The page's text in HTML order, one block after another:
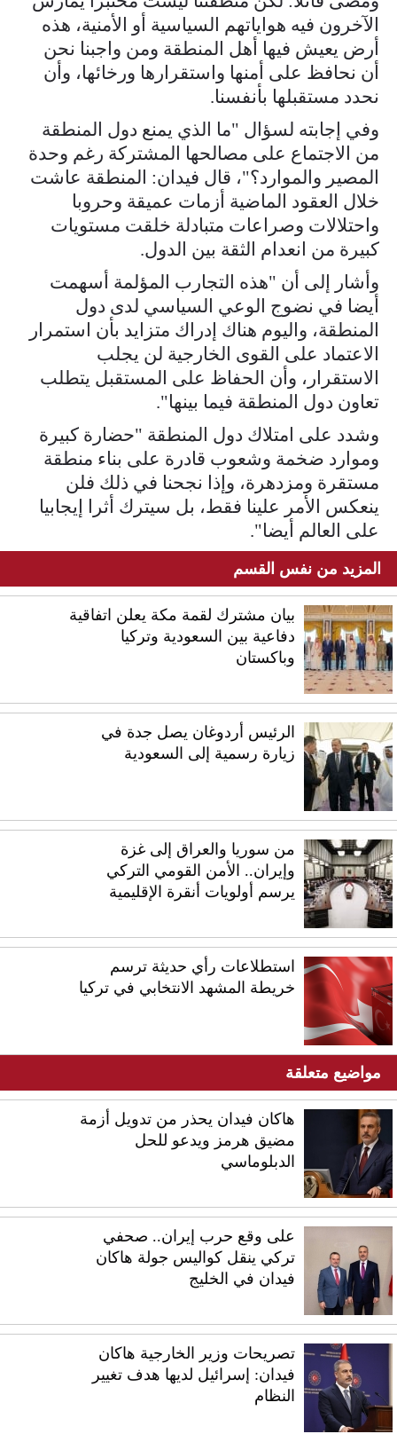
الآخرون فيه هواياتهم السياسية أو الأمنية، هذه
أرض يعيش فيها أهل المنطقة ومن واجبنا نحن
أن نحافظ على أمنها واستقرارها ورخائها، وأن
نحدد مستقبلها بأنفسنا.
وفي إجابته لسؤال "ما الذي يمنع دول المنطقة
من الاجتماع على مصالحها المشتركة رغم وحدة
المصير والموارد؟"، قال فيدان: المنطقة عاشت
خلال العقود الماضية أزمات عميقة وحروبا
واحتلالات وصراعات متبادلة خلقت مستويات
كبيرة من انعدام الثقة بين الدول.
وأشار إلى أن "هذه التجارب المؤلمة أسهمت
أيضا في نضوج الوعي السياسي لدى دول
المنطقة، واليوم هناك إدراك متزايد بأن استمرار
الاعتماد على القوى الخارجية لن يجلب
الاستقرار، وأن الحفاظ على المستقبل يتطلب
تعاون دول المنطقة فيما بينها".
وشدد على امتلاك دول المنطقة "حضارة كبيرة
وموارد ضخمة وشعوب قادرة على بناء منطقة
مستقرة ومزدهرة، وإذا نجحنا في ذلك فلن
ينعكس الأمر علينا فقط، بل سيترك أثرا إيجابيا
على العالم أيضا".
المزيد من نفس القسم
بيان مشترك لقمة مكة يعلن اتفاقية
دفاعية بين السعودية وتركيا
وباكستان
الرئيس أردوغان يصل جدة في
زيارة رسمية إلى السعودية
من سوريا والعراق إلى غزة
وإيران.. الأمن القومي التركي
يرسم أولويات أنقرة الإقليمية
استطلاعات رأي حديثة ترسم
خريطة المشهد الانتخابي في تركيا
مواضيع متعلقة
هاكان فيدان يحذر من تدويل أزمة
مضيق هرمز ويدعو للحل
الدبلوماسي
على وقع حرب إيران.. صحفي
تركي ينقل كواليس جولة هاكان
فيدان في الخليج
تصريحات وزير الخارجية هاكان
فيدان: إسرائيل لديها هدف تغيير
النظام